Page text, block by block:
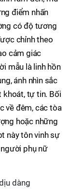
điểm nhấn
có độ tương
chỉnh theo
cảm giác
mẫu là linh hồn
ánh nhìn sắc
khoát, tự tin. Bối
về đêm, các tòa
hoặc những
này tôn vinh sự
phụ nữ